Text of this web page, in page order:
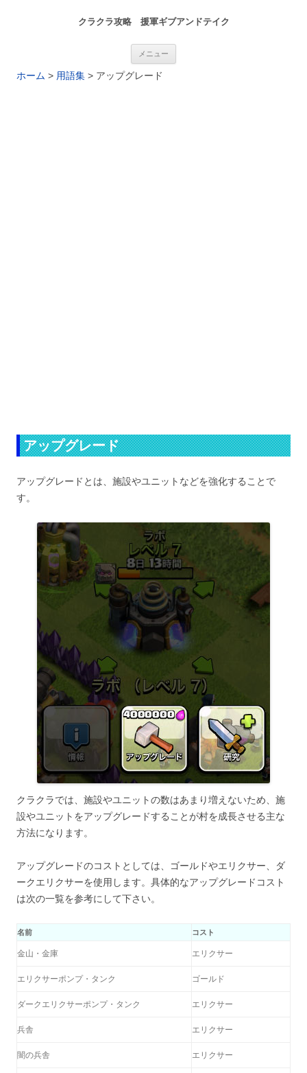
クラクラ攻略 援軍ギブアンドテイク
メニュー
ホーム > 用語集 > アップグレード
アップグレード
アップグレードとは、施設やユニットなどを強化することで
す。
クラクラでは、施設やユニットの数はあまり増えないため、施
設やユニットをアップグレードすることが村を成長させる主な
方法になります。
アップグレードのコストとしては、ゴールドやエリクサー、ダ
ークエリクサーを使用します。具体的なアップグレードコスト
は次の一覧を参考にして下さい。
名前 コスト
金山・金庫 エリクサー
エリクサーポンプ・タンク ゴールド
ダークエリクサーポンプ・タンク エリクサー
兵舎 エリクサー
闇の兵舎 エリクサー